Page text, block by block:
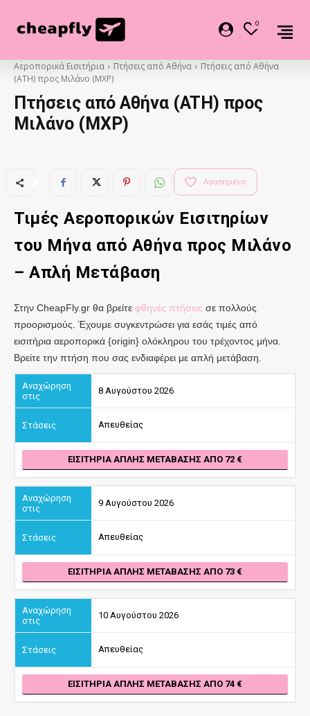
0
Αεροπορικά Εισιτήρια Πτήσεις από Αθήνα
Πτήσεις από Αθήνα
(ATH) προς Μιλάνο (MXP)
Πτήσεις από Αθήνα (ATH) προς
Μιλάνο (MXP)
Αγαπημένα
Τιμές Αεροπορικών Εισιτηρίων
του Μήνα από Αθήνα προς Μιλάνο
– Απλή Μετάβαση
Στην CheapFly.gr θα βρείτε φθηνές πτήσεις σε πολλούς
προορισμούς. Έχουμε συγκεντρώσει για εσάς τιμές από
εισιτήρια αεροπορικά {origin} ολόκληρου του τρέχοντος μήνα.
Βρείτε την πτήση που σας ενδιαφέρει με απλή μετάβαση.
8 Αυγούστου 2026
Απευθείας
ΕΙΣΙΤΉΡΙΑ ΑΠΛΉΣ ΜΕΤΆΒΑΣΗΣ ΑΠΌ 72
9 Αυγούστου 2026
Απευθείας
ΕΙΣΙΤΉΡΙΑ ΑΠΛΉΣ ΜΕΤΆΒΑΣΗΣ ΑΠΌ 73
10 Αυγούστου 2026
Απευθείας
ΕΙΣΙΤΉΡΙΑ ΑΠΛΉΣ ΜΕΤΆΒΑΣΗΣ ΑΠΌ 74